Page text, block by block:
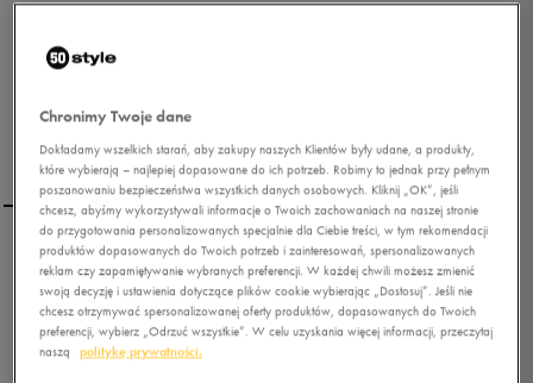
NIKE TORBA NIKE ATH DPT
SMALL WAISTPACK
0.0( 0 )
z Vat
Chronimy Twoje dane
Dokładamy wszelkich starań, aby zakupy naszych Klientów były udane, a produkty,
które wybierają – najlepiej dopasowane do ich potrzeb. Robimy to jednak przy pełnym
poszanowaniu bezpieczeństwa wszystkich danych osobowych. Kliknij „OK”, jeśli
chcesz, abyśmy wykorzystywali informacje o Twoich zachowaniach na naszej stronie
do przygotowania personalizowanych specjalnie dla Ciebie treści, w tym rekomendacji
produktów dopasowanych do Twoich potrzeb i zainteresowań, spersonalizowanych
reklam czy zapamiętywanie wybranych preferencji. W każdej chwili możesz zmienić
swoją decyzję i ustawienia dotyczące plików cookie wybierając „Dostosuj”. Jeśli nie
chcesz otrzymywać spersonalizowanej oferty produktów, dopasowanych do Twoich
preferencji, wybierz „Odrzuć wszystkie”. W celu uzyskania więcej informacji, przeczytaj
naszą
politykę prywatności.